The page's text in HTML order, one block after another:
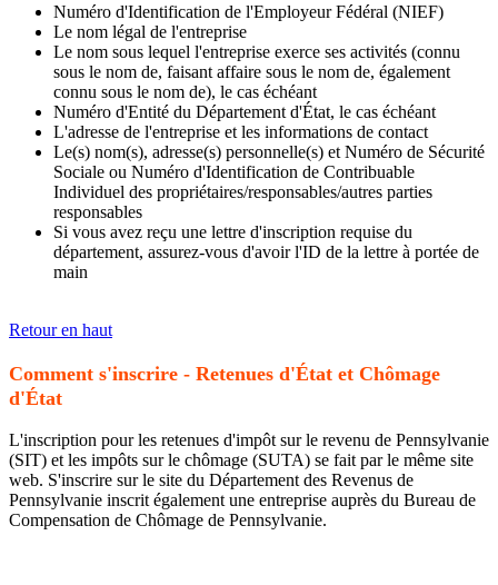
Numéro d'Identification de l'Employeur Fédéral (NIEF)
Le nom légal de l'entreprise
Le nom sous lequel l'entreprise exerce ses activités (connu
sous le nom de, faisant affaire sous le nom de, également
connu sous le nom de), le cas échéant
Numéro d'Entité du Département d'État, le cas échéant
L'adresse de l'entreprise et les informations de contact
Le(s) nom(s), adresse(s) personnelle(s) et Numéro de Sécurité
Sociale ou Numéro d'Identification de Contribuable
Individuel des propriétaires/responsables/autres parties
responsables
Si vous avez reçu une lettre d'inscription requise du
département, assurez-vous d'avoir l'ID de la lettre à portée de
main
Retour en haut
Comment s'inscrire - Retenues d'État et Chômage
d'État
L'inscription pour les retenues d'impôt sur le revenu de Pennsylvanie
(SIT) et les impôts sur le chômage (SUTA) se fait par le même site
web. S'inscrire sur le site du Département des Revenus de
Pennsylvanie inscrit également une entreprise auprès du Bureau de
Compensation de Chômage de Pennsylvanie.